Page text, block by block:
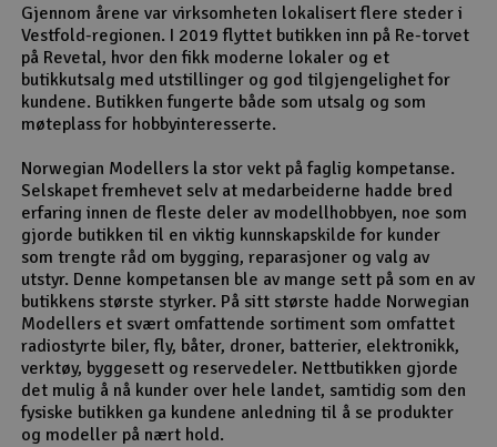
Gjennom årene var virksomheten lokalisert flere steder i
Vestfold-regionen. I 2019 flyttet butikken inn på Re-torvet
på Revetal, hvor den fikk moderne lokaler og et
butikkutsalg med utstillinger og god tilgjengelighet for
kundene. Butikken fungerte både som utsalg og som
møteplass for hobbyinteresserte.
Norwegian Modellers la stor vekt på faglig kompetanse.
Selskapet fremhevet selv at medarbeiderne hadde bred
erfaring innen de fleste deler av modellhobbyen, noe som
gjorde butikken til en viktig kunnskapskilde for kunder
som trengte råd om bygging, reparasjoner og valg av
utstyr. Denne kompetansen ble av mange sett på som en av
butikkens største styrker. På sitt største hadde Norwegian
Modellers et svært omfattende sortiment som omfattet
radiostyrte biler, fly, båter, droner, batterier, elektronikk,
verktøy, byggesett og reservedeler. Nettbutikken gjorde
det mulig å nå kunder over hele landet, samtidig som den
fysiske butikken ga kundene anledning til å se produkter
og modeller på nært hold.